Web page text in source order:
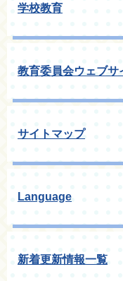
学校教育
教育委員会ウェブサ
サイトマップ
Language
新着更新情報一覧